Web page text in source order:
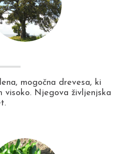
mogočna drevesa, ki
visoko. Njegova življenjska